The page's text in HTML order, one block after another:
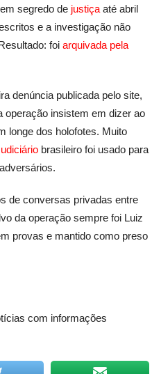
segredo de justiça até abril
e a investigação não
foiarquivada pela
denúncia publicada pelo site,
operação insistem em dizer ao
longe dos holofotes. Muito
brasileiro foi usado para
de conversas privadas entre
da operação sempre foi Luiz
provas e mantido como preso
com informações